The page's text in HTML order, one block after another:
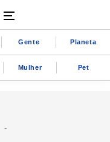
Gente Planeta
Mulher Pet